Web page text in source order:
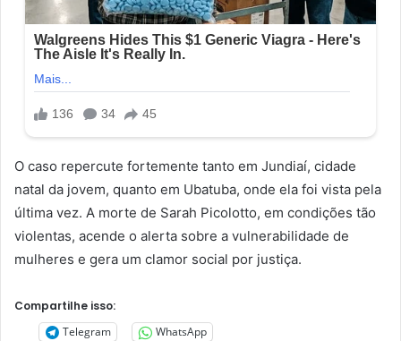
O caso repercute fortemente tanto em Jundiaí, cidade
natal da jovem, quanto em Ubatuba, onde ela foi vista pela
última vez. A morte de Sarah Picolotto, em condições tão
violentas, acende o alerta sobre a vulnerabilidade de
mulheres e gera um clamor social por justiça.
Compartilhe isso:
Telegram
WhatsApp